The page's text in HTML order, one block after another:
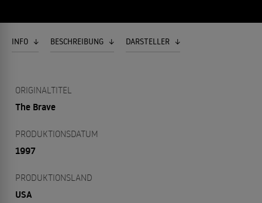
INFO BESCHREIBUNG DARSTELLER
ORIGINALTITEL
The Brave
PRODUKTIONSDATUM
1997
PRODUKTIONSLAND
USA